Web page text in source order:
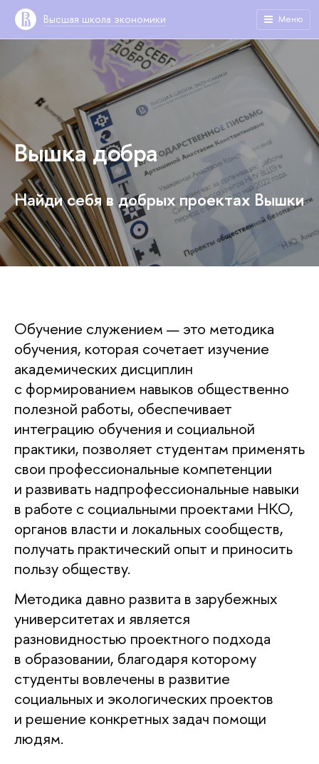
Высшая школа экономики Меню
Вышка добра
Найди себя в добрых проектах Вышки
Обучение служением — это методика
обучения, которая сочетает изучение
академических дисциплин
с формированием навыков общественно
полезной работы, обеспечивает
интеграцию обучения и социальной
практики, позволяет студентам применять
свои профессиональные компетенции
и развивать надпрофессиональные навыки
в работе с социальными проектами НКО,
органов власти и локальных сообществ,
получать практический опыт и приносить
пользу обществу.
Методика давно развита в зарубежных
университетах и является
разновидностью проектного подхода
в образовании, благодаря которому
студенты вовлечены в развитие
социальных и экологических проектов
и решение конкретных задач помощи
людям.